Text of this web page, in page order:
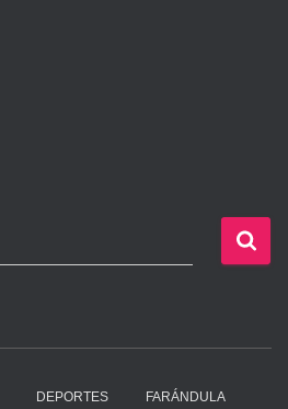
DEPORTES FARÁNDULA